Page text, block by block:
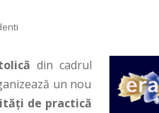
din cadrul
un nou
de practică